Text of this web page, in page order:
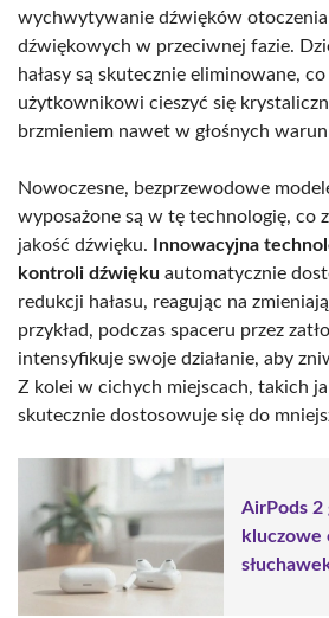
wychwytywanie dźwięków otoczenia
dźwiękowych w przeciwnej fazie.
hałasy są skutecznie eliminowane,
użytkownikowi cieszyć się
brzmieniem nawet w głośnych
Nowoczesne, bezprzewodowe
wyposażone są w tę technologię, co
jakość dźwięku.
Innowacyjna
kontroli dźwięku automatycznie
redukcji hałasu, reagując na
przykład, podczas spaceru przez
intensyfikuje swoje działanie, aby
Z kolei w cichych miejscach, takich
skutecznie dostosowuje się do
AirPods 2
kluczowe